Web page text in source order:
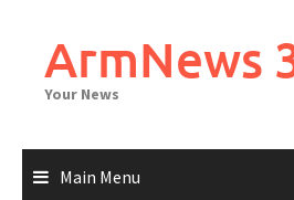
contentArmNews
Your News
Main Menu